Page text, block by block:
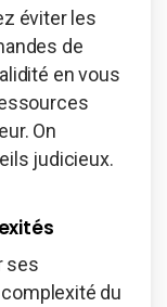
éviter les
de
en vous
On
judicieux.
ses
du